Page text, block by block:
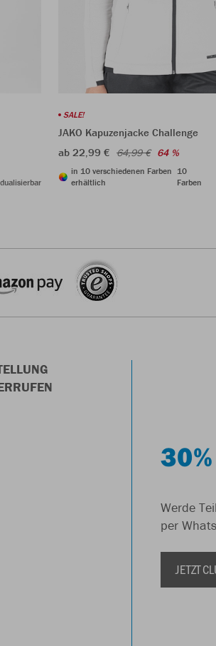
SALE!
JAKO Kapuzenjacke Challenge
ab 22,99 € 64,99 € 64 %
in 10 verschiedenen Farben
erhältlich
10
Farben
Werde
per
JETZT